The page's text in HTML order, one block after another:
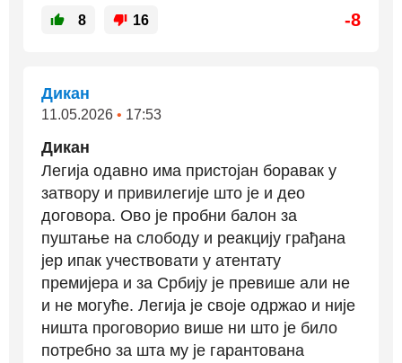
8 16 -8
Дикан
11.05.2026 • 17:53
Дикан
Легија одавно има пристојан боравак у
затвору и привилегије што је и део
договора. Ово је пробни балон за
пуштање на слободу и реакцију грађана
јер ипак учествовати у атентату
премијера и за Србију је превише али не
и не могуће. Легија је своје одржао и није
ништа проговорио више ни што је било
потребно за шта му је гарантована